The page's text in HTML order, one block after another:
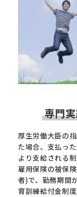
専門
厚生労働大臣の
た場合、支払っ
より支給される制
雇用保険の被保
者)で、勤務期間
育訓練給付金制